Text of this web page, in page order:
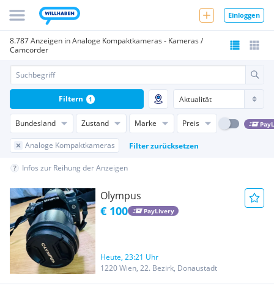
Einloggen
8.787 Anzeigen in Analoge Kompaktkameras - Kameras /
Camcorder
Bundesland Zustand Marke Preis
Analoge Kompaktkameras Filter zurücksetzen
Filtern 1
Infos zur Reihung der Anzeigen
Olympus
€ 100 PayLivery
Heute, 23:21 Uhr
1220 Wien, 22. Bezirk, Donaustadt